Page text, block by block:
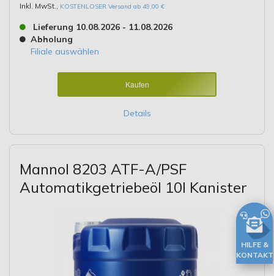
Inkl. MwSt., KOSTENLOSER Versand ab 49,00 €
Lieferung 10.08.2026 - 11.08.2026
Abholung
Filiale auswählen
Kaufen
Details
Mannol 8203 ATF-A/PSF
Automatikgetriebeöl 10l Kanister
HILFE &
KONTAKT